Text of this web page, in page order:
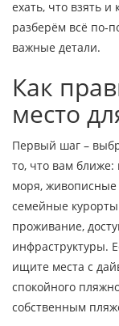
ехать, что взять и
разберём всё
важные детали.
Как
место
Первый шаг –
то, что вам ближе:
моря, живописные
семейные
проживание,
инфраструктуры.
ищите места с
спокойного
собственным